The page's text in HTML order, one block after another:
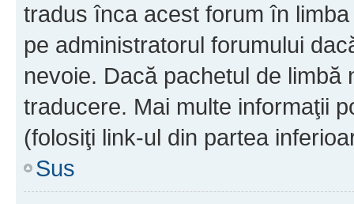
tradus înca acest forum în
pe administratorul forumului
nevoie. Dacă pachetul de
traducere. Mai multe informaţii
(folosiţi link-ul din partea
Sus